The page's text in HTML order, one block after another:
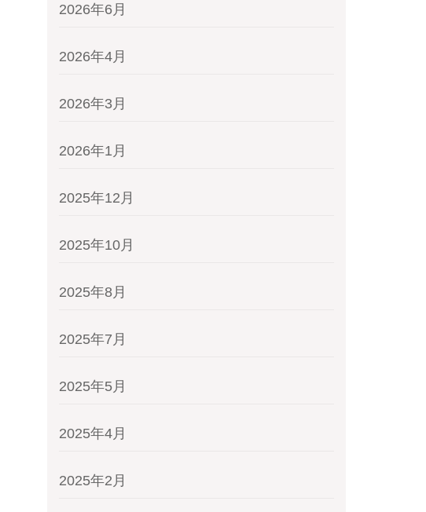
2026年6月
2026年4月
2026年3月
2026年1月
2025年12月
2025年10月
2025年8月
2025年7月
2025年5月
2025年4月
2025年2月